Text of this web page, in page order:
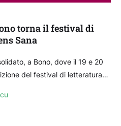
torna il festival di
Sana
a Bono, dove il 19 e 20
del festival di letteratura